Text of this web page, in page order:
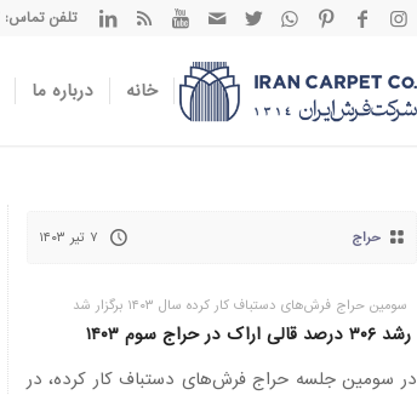
تلفن تماس: 02154637 | [calender-event]
خانه درباره ما
حراج ۷ تیر ۱۴۰۳
سومین حراج فرش‌های دستباف کار کرده سال ۱۴۰۳ برگزار شد
رشد ۳۰۶ درصد قالی اراک در حراج سوم ۱۴۰۳
در سومین جلسه حراج فرش‌های دستباف کار کرده، در